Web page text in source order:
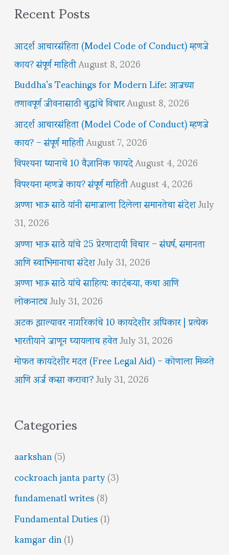
Recent Posts
आदर्श आचारसंहिता (Model Code of Conduct) म्हणजे
काय? संपूर्ण माहितीAugust 8, 2026
Buddha’s Teachings for Modern Life: आजच्या
तणावपूर्ण जीवनासाठी बुद्धांचे विचारAugust 8, 2026
आदर्श आचारसंहिता (Model Code of Conduct) म्हणजे
काय? – संपूर्ण माहितीAugust 7, 2026
विपश्यना ध्यानाचे 10 वैज्ञानिक फायदेAugust 4, 2026
विपश्यना म्हणजे काय? संपूर्ण माहितीAugust 4, 2026
अण्णा भाऊ साठे यांनी समाजाला दिलेला समानतेचा संदेशJuly
31, 2026
अण्णा भाऊ साठे यांचे 25 प्रेरणादायी विचार – संघर्ष, समानता
आणि स्वाभिमानाचा संदेशJuly 31, 2026
अण्णा भाऊ साठे यांचे साहित्य: कादंबऱ्या, कथा आणि
लोकनाट्यJuly 31, 2026
अटक झाल्यावर नागरिकांचे 10 कायदेशीर अधिकार | प्रत्येक
भारतीयाने जाणून घ्यायलाच हवेतJuly 31, 2026
मोफत कायदेशीर मदत (Free Legal Aid) – कोणाला मिळते
आणि अर्ज कसा करावा?July 31, 2026
Categories
aarkshan(5)
cockroach janta party(3)
fundamenatl writes(8)
Fundamental Duties(1)
kamgar din(1)